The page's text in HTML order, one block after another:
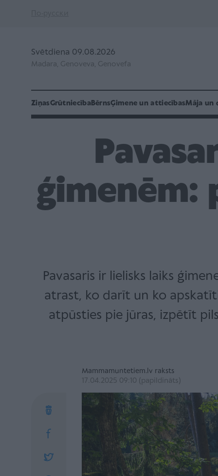
Svētdiena 09.08.2026
Madara, Genoveva, Genovefa
ZiņasGrūtniecībaBērnsĢimene un attiecībasMāja un
ģimenēm:
Pavasaris ir lielisks laiks
atrast, ko darīt un ko
atpūsties pie jūras, izpētīt
Mammamuntetiem.lv raksts
17.04.2025 09:10 (papildināts)